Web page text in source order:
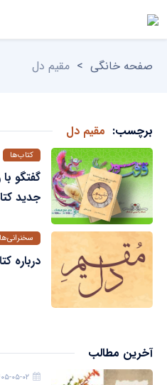
صفحه خانگی > مقیم دل
برچسب: مقیم دل
کتاب‌ها
گفتگو
جدید
درباره
آخرین مطالب
۱۴۰۵-